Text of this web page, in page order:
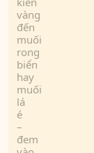
vàng
đến
muối
rong
biển
hay
muối
lá
é
–
đem